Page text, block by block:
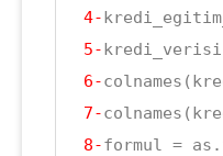
4-
5-
6-
7-
8-